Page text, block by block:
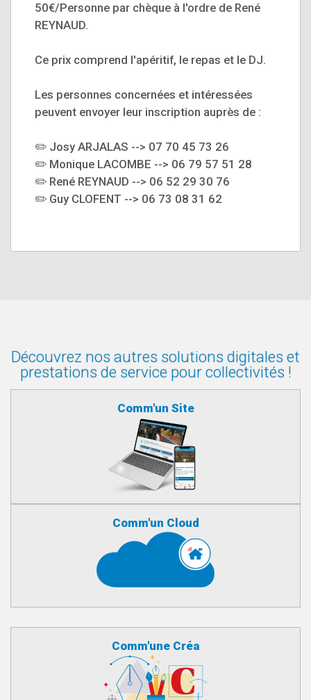
50€/Personne par chèque à l'ordre de René
REYNAUD.
Ce prix comprend l'apéritif, le repas et le DJ.
Les personnes concernées et intéressées
peuvent envoyer leur inscription auprès de :
✏️ Josy ARJALAS --> 07 70 45 73 26
✏️ Monique LACOMBE --> 06 79 57 51 28
✏️ René REYNAUD --> 06 52 29 30 76
✏️ Guy CLOFENT --> 06 73 08 31 62
Découvrez nos autres solutions digitales et
prestations de service pour collectivités !
Comm'un Site
Comm'un Cloud
Comm'une Créa